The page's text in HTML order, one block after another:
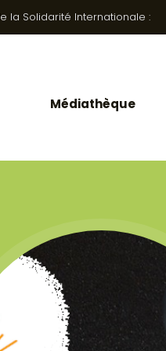
la Solidarité Internationale :
Médiathèque